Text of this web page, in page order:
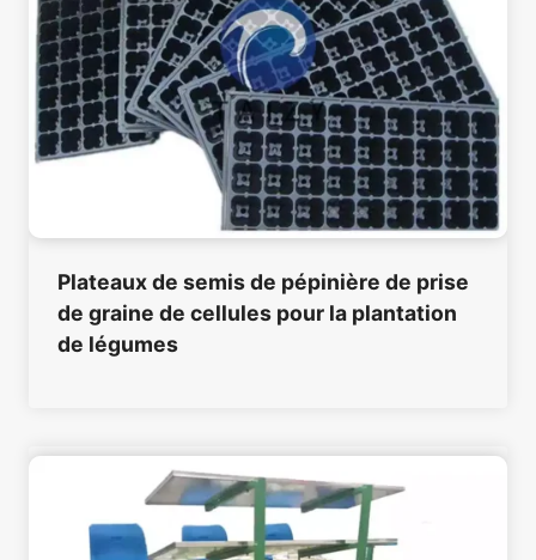
Plateaux de semis de pépinière de prise
de graine de cellules pour la plantation
de légumes